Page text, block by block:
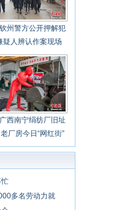
州警方公开押解犯
疑人辨认作案现场
西南宁绢纺厂旧址
厂房今日“网红街”
多名劳动力就